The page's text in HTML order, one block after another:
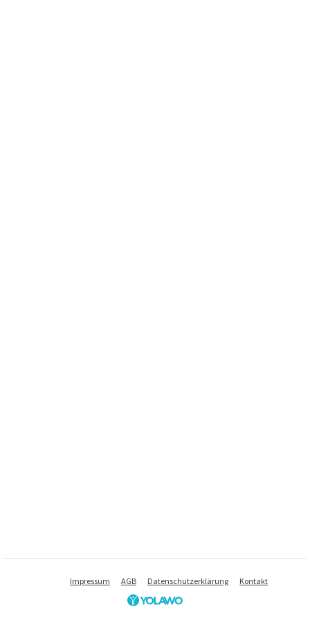
Impressum AGB Datenschutzerklärung Kontakt